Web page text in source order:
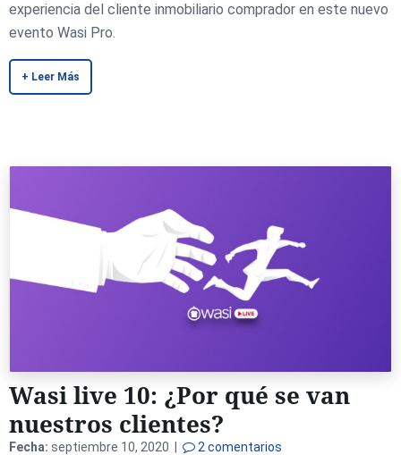
experiencia del cliente inmobiliario comprador en este nuevo
evento Wasi Pro.
+ Leer Más
Wasi live 10: ¿Por qué se van
nuestros clientes?
Fecha: septiembre 10, 2020 | 2 comentarios